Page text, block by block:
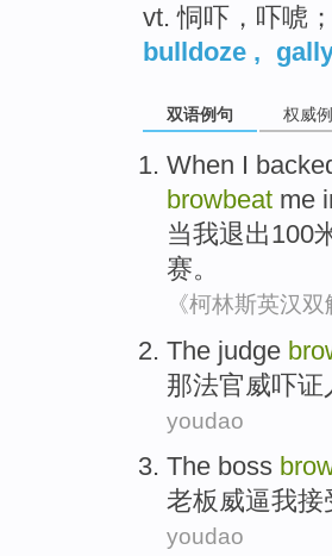
vt. 恫吓，吓唬
bulldoze ,
双语例句 权威
When I
browbeat me
当我退出100
赛。
《柯林斯英汉双
The judge
那法官威吓证
youdao
The boss
老板 威逼我接
youdao